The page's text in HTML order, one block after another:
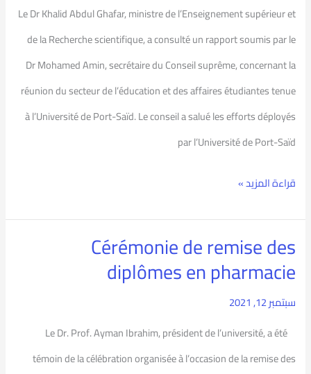
Le Dr Khalid Abdul Ghafar, ministre de l’Enseignement supérieur et
de la Recherche scientifique, a consulté un rapport soumis par le
Dr Mohamed Amin, secrétaire du Conseil suprême, concernant la
réunion du secteur de l’éducation et des affaires étudiantes tenue
à l’Université de Port-Saïd. Le conseil a salué les efforts déployés
par l’Université de Port-Saïd
قراءة المزيد »
Cérémonie de remise des
diplômes en pharmacie
سبتمبر 12, 2021
Le Dr. Prof. Ayman Ibrahim, président de l’université, a été
témoin de la célébration organisée à l’occasion de la remise des
Cérémonie
de
remise
des
diplômes